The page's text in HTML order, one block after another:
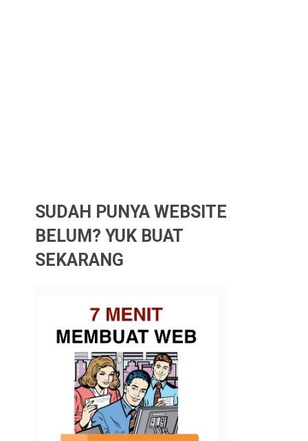
SUDAH PUNYA WEBSITE
BELUM? YUK BUAT
SEKARANG